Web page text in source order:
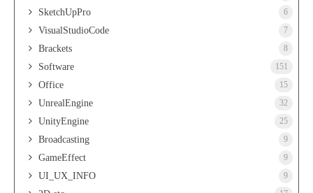
SketchUpPro 6
VisualStudioCode 7
Brackets 8
Software 151
Office 15
UnrealEngine 32
UnityEngine 25
Broadcasting 9
GameEffect 9
UI_UX_INFO 9